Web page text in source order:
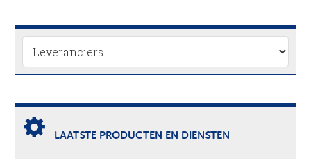
LAATSTE PRODUCTEN EN DIENSTEN